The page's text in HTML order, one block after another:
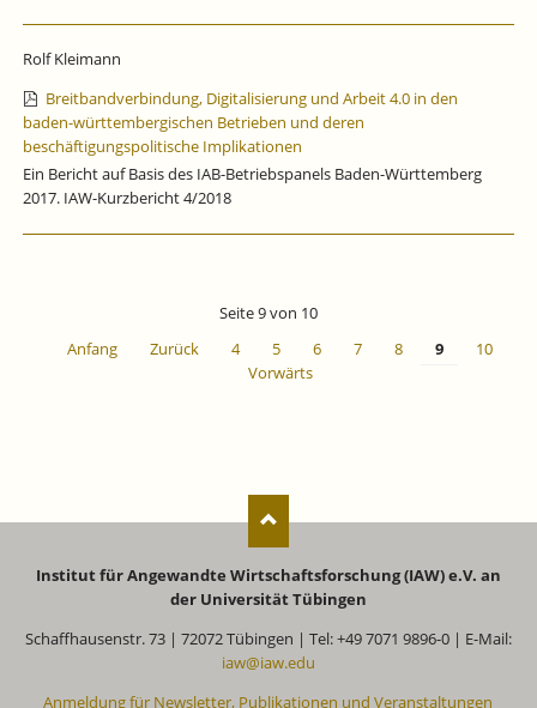
Rolf Kleimann
Breitbandverbindung, Digitalisierung und Arbeit 4.0 in den
baden-württembergischen Betrieben und deren
beschäftigungspolitische Implikationen
Ein Bericht auf Basis des IAB-Betriebspanels Baden-Württemberg
2017. IAW-Kurzbericht 4/2018
Seite 9 von 10
Anfang
Zurück 4 5 6 7 8 9
10
Vorwärts
Institut für Angewandte Wirtschaftsforschung (IAW) e.V. an
der Universität Tübingen
Schaffhausenstr. 73 | 72072 Tübingen | Tel: +49 7071 9896-0 | E-Mail:
iaw@iaw.edu
Anmeldung für Newsletter, Publikationen und Veranstaltungen